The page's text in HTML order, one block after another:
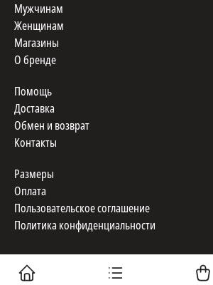
Мужчинам
Женщинам
Магазины
О бренде
Помощь
Доставка
Обмен и возврат
Контакты
Размеры
Оплата
Пользовательское соглашение
Политика конфиденциальности